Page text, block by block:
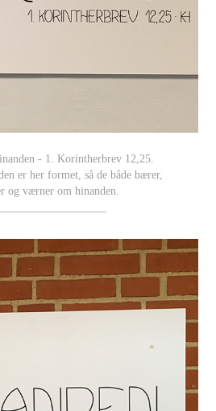
- 1. Korintherbrev 12,25.
er her formet, så de både bærer,
og værner om hinanden.